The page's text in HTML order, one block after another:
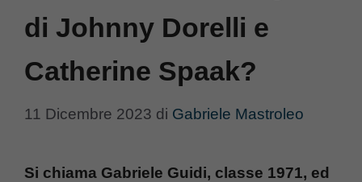
di Johnny Dorelli e
Catherine Spaak?
11 Dicembre 2023 di Gabriele Mastroleo
Si chiama Gabriele Guidi, classe 1971, ed